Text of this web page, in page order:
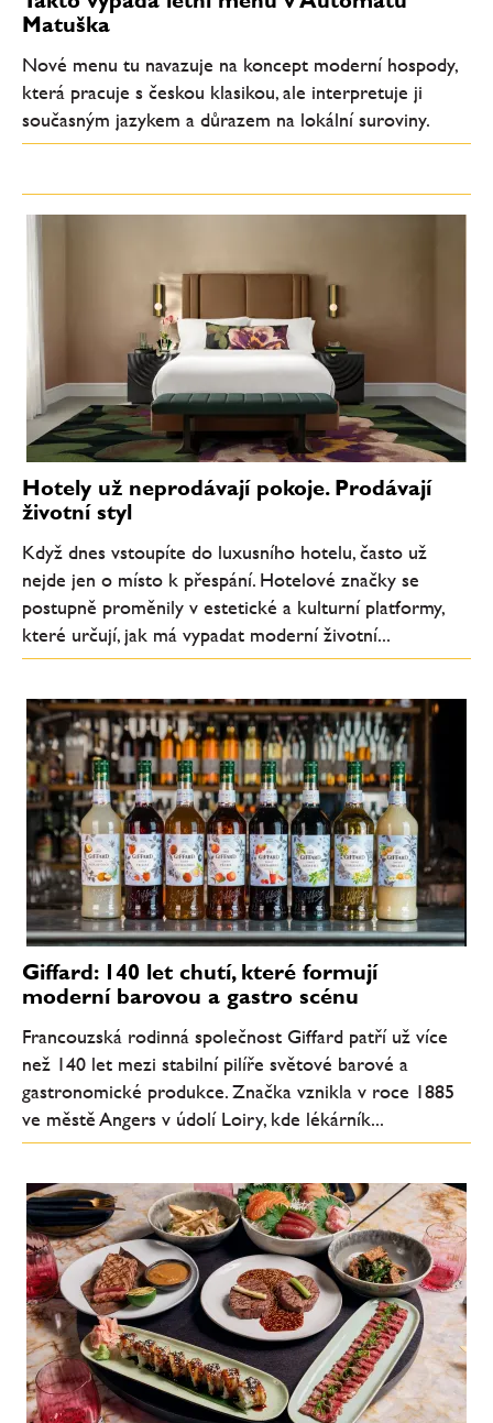
Matuška
Nové menu tu navazuje na koncept moderní hospody,
která pracuje s českou klasikou, ale interpretuje ji
současným jazykem a důrazem na lokální suroviny.
Hotely už neprodávají pokoje. Prodávají
životní styl
Když dnes vstoupíte do luxusního hotelu, často už
nejde jen o místo k přespání. Hotelové značky se
postupně proměnily v estetické a kulturní platformy,
které určují, jak má vypadat moderní životní...
Giffard: 140 let chutí, které formují
moderní barovou a gastro scénu
Francouzská rodinná společnost Giffard patří už více
než 140 let mezi stabilní pilíře světové barové a
gastronomické produkce. Značka vznikla v roce 1885
ve městě Angers v údolí Loiry, kde lékárník...